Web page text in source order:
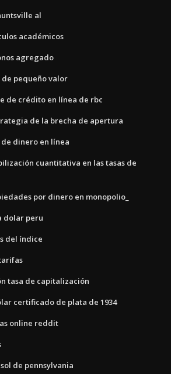
al
académicos
agregado
de pequeño valor
de crédito en línea de rbc
de la brecha de apertura
dinero en línea
cuantitativa en las tasas de
por dinero en monopolio_
dolar peru
del índice
tasa de capitalización
certificado de plata de 1934
online reddit
de pennsylvania